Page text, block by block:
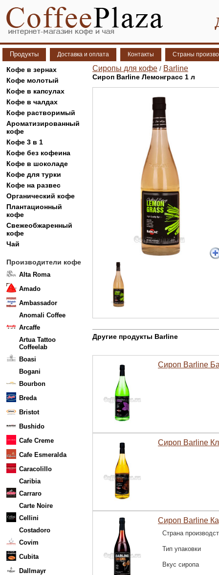
Продукты Доставка и оплата Контакты Страны
Кофе в зернах
Кофе молотый
Кофе в капсулах
Кофе в чалдах
Кофе растворимый
Ароматизированный
кофе
Кофе 3 в 1
Кофе без кофеина
Кофе в шоколаде
Кофе для турки
Кофе на развес
Органический кофе
Плантационный
кофе
Свежеобжаренный
кофе
Чай
Производители кофе
Alta Roma
Amado
Ambassador
Anomali Coffee
Arcaffe
Artua Tattoo
Coffeelab
Boasi
Bogani
Bourbon
Breda
Bristot
Bushido
Cafe Creme
Cafe Esmeralda
Caracolillo
Caribia
Carraro
Carte Noire
Cellini
Costadoro
Covim
Cubita
Dallmayr
Сиропы для кофе / Barline
Сироп Barline Лемонграсс 1 л
Другие продукты Barline
Сироп Barline
Сироп Barline
Сироп Barline
Страна
Тип упаковки
Вкус сиропа